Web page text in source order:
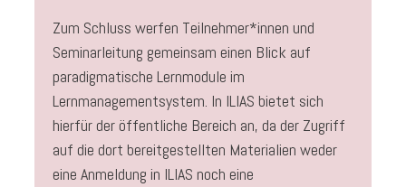
Zum Schluss werfen Teilnehmer*innen und
Seminarleitung gemeinsam einen Blick auf
paradigmatische Lernmodule im
Lernmanagementsystem. In ILIAS bietet sich
hierfür der öffentliche Bereich an, da der Zugriff
auf die dort bereitgestellten Materialien weder
eine Anmeldung in ILIAS noch eine